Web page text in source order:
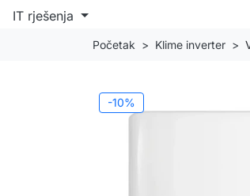
IT rješenja
Početak Klime inverter
-10%